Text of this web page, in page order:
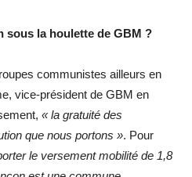
sous la houlette de GBM ?
communistes ailleurs en
vice-président de GBM en
« la gratuité des
que nous portons ». Pour
le versement mobilité de 1,8